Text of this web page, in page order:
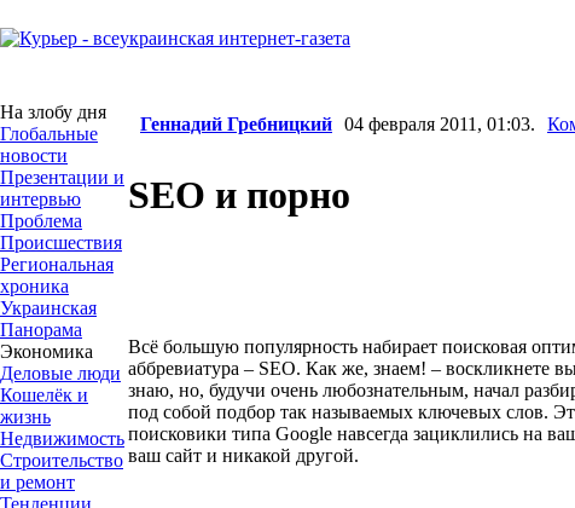
На злобу дня
Глобальные
новости
Презентации и
интервью
Проблема
Происшествия
Региональная
хроника
Украинская
Панорама
Экономика
Деловые люди
Кошелёк и
жизнь
Недвижимость
Строительство
и ремонт
Тенденции
Геннадий Гребницкий 04 февраля 2011, 01:03.
SEO и порно
Всё большую популярность набирает поисковая
аббревиатура – SEO. Как же, знаем! – воскликнете
знаю, но, будучи очень любознательным, начал
под собой подбор так называемых ключевых слов.
поисковики типа Google навсегда зациклились на
ваш сайт и никакой другой.